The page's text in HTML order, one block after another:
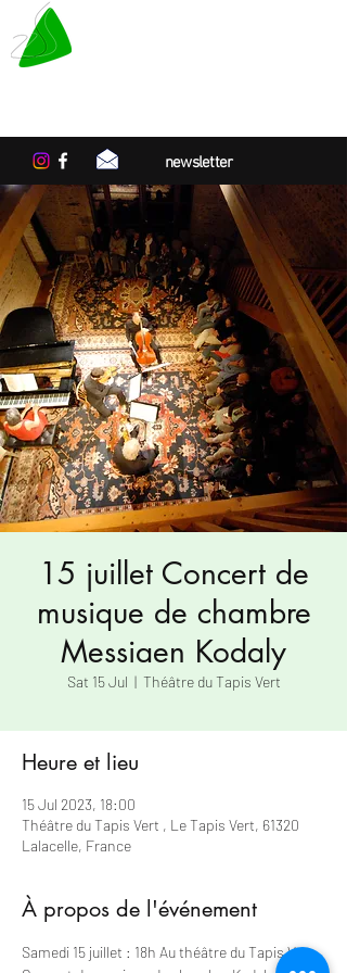
newsletter
15 juillet Concert de
musique de chambre
Messiaen Kodaly
Sat 15 Jul
  |
Théâtre du Tapis Vert
Heure et lieu
15 Jul 2023, 18:00
Théâtre du Tapis Vert , Le Tapis Vert, 61320
Lalacelle, France
À propos de l'événement
Samedi 15 juillet : 18h Au théâtre du Tapis Vert